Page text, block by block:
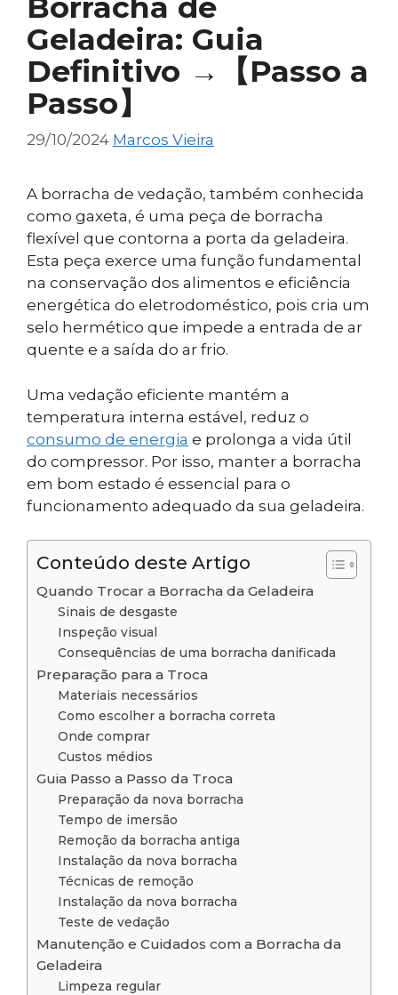
Geladeira: Guia
Definitivo →【Passo a
Passo】
29/10/2024 Marcos Vieira
A borracha de vedação, também conhecida
como gaxeta, é uma peça de borracha
flexível que contorna a porta da geladeira.
Esta peça exerce uma função fundamental
na conservação dos alimentos e eficiência
energética do eletrodoméstico, pois cria um
selo hermético que impede a entrada de ar
quente e a saída do ar frio.
Uma vedação eficiente mantém a
temperatura interna estável, reduz o
consumo de energia e prolonga a vida útil
do compressor. Por isso, manter a borracha
em bom estado é essencial para o
funcionamento adequado da sua geladeira.
Conteúdo deste Artigo
Quando Trocar a Borracha da Geladeira
Sinais de desgaste
Inspeção visual
Consequências de uma borracha danificada
Preparação para a Troca
Materiais necessários
Como escolher a borracha correta
Onde comprar
Custos médios
Guia Passo a Passo da Troca
Preparação da nova borracha
Tempo de imersão
Remoção da borracha antiga
Instalação da nova borracha
Técnicas de remoção
Instalação da nova borracha
Teste de vedação
Manutenção e Cuidados com a Borracha da
Geladeira
Limpeza regular